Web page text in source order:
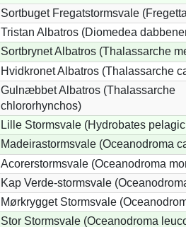
Sortbuget Fregatstormsvale
Tristan Albatros (Diomedea
Sortbrynet Albatros (Thalassarche
Hvidkronet Albatros (Thalassarche
Gulnæbbet Albatros (Thalassarche
chlororhynchos)
Lille Stormsvale (Hydrobates
Madeirastormsvale (Oceanodroma
Acorerstormsvale (Oceanodroma
Kap Verde-stormsvale
Mørkrygget Stormsvale
Stor Stormsvale (Oceanodroma